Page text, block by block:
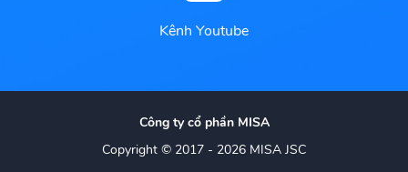
Kênh Youtube
Công ty cổ phần MISA
Copyright © 2017 - 2026 MISA JSC